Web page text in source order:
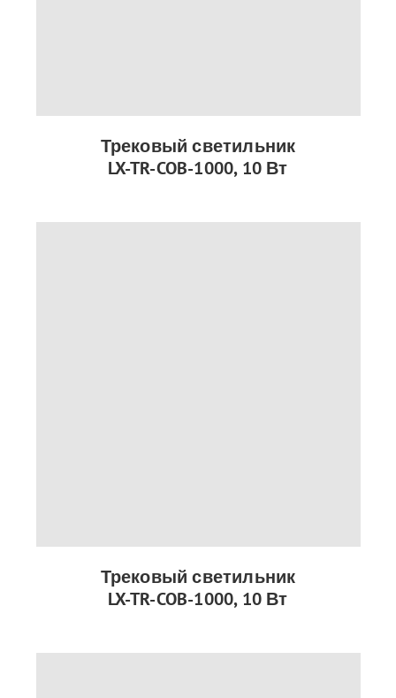
Трековый светильник
LX-TR-COB-1000, 10 Вт
Трековый светильник
LX-TR-COB-1000, 10 Вт